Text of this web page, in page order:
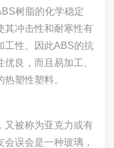
树脂的化学稳定
其冲击性和耐寒性有
工性。因此ABS的抗
良，而且易加工、
塑性塑料。
又被称为亚克力或有
误会是一种玻璃，